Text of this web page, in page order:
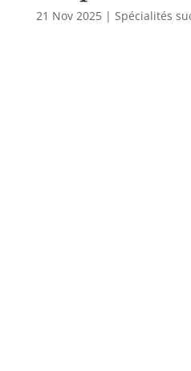
21 Nov 2025| Spécialités